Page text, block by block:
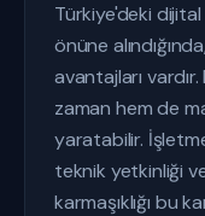
Türkiye'deki
önüne
avantajları
zaman hem de
yaratabilir.
teknik yetkinliği
karmaşıklığı bu